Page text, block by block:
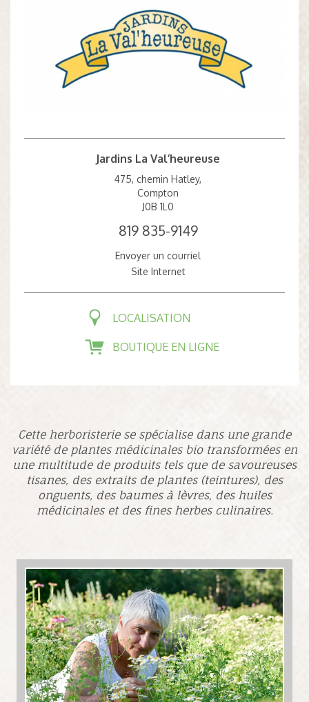
Jardins La Val’heureuse
475, chemin Hatley,
Compton
J0B 1L0
819 835-9149
Envoyer un courriel
Site Internet
LOCALISATION
BOUTIQUE EN LIGNE
Cette herboristerie se spécialise dans une grande
variété de plantes médicinales bio transformées en
une multitude de produits tels que de savoureuses
tisanes, des extraits de plantes (teintures), des
onguents, des baumes à lèvres, des huiles
médicinales et des fines herbes culinaires.